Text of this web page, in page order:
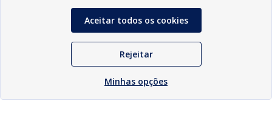
Aceitar todos os cookies
Rejeitar
Minhas opções